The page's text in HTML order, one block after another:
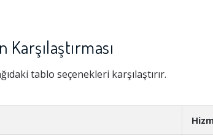
tablo seçenekleri karşılaştırır.